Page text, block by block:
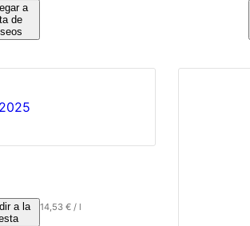
a
de
14,53€/ l
a la